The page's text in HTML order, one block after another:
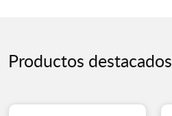
Productos destacados